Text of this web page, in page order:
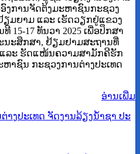
ງການຈັດຕ້ງມະຫາຊົນກະຊວງ
ຽມຍາມ ແລະ ເຮັດວຽກຢູ່ແຂວງ
15-17 ທັນວາ 2025 ເພື່ອປຶກສາ
ະສຶກສາ, ຢ້ຽມຢາມສະຖານທີ່
ລະ ຮັດແໜ້ນຄວາມສາມັກຄີຮັກ
າຊົນ ກະຊວງການຕ່າງປະເທດ
ອ່ານ​ເພີ່ມ